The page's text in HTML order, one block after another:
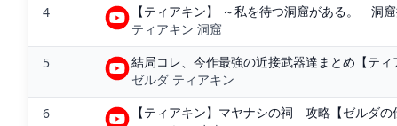
4
【ティアキン】 ～私を待つ洞窟がある。 洞
ティアキン 洞窟
5
結局コレ、今作最強の近接武器達まとめ【テ
ゼルダ ティアキン
6
【ティアキン】マヤナシの祠 攻略【ゼルダ